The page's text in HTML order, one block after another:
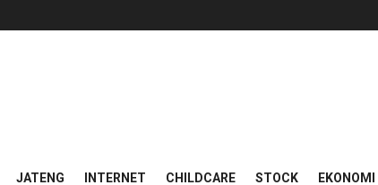
JATENG INTERNET CHILDCARE STOCK EKONOMI